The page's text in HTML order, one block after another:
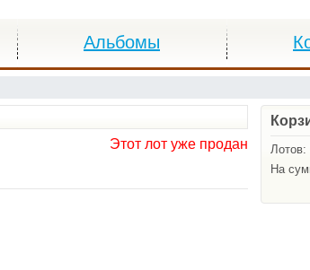
Альбомы
Лотов:
На
Этот лот уже продан